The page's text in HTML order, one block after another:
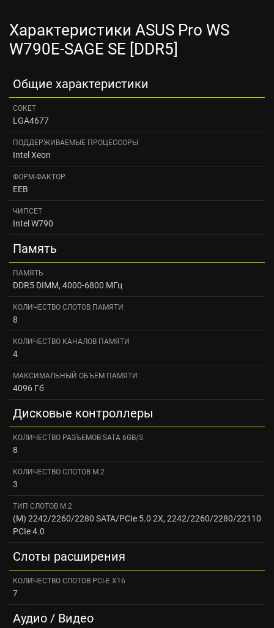
Характеристики ASUS Pro WS
W790E-SAGE SE [DDR5]
Общие характеристики
СОКЕТ
LGA4677
ПОДДЕРЖИВАЕМЫЕ ПРОЦЕССОРЫ
Intel Xeon
ФОРМ-ФАКТОР
EEB
ЧИПСЕТ
Intel W790
Память
ПАМЯТЬ
DDR5 DIMM, 4000-6800 МГц
КОЛИЧЕСТВО СЛОТОВ ПАМЯТИ
8
КОЛИЧЕСТВО КАНАЛОВ ПАМЯТИ
4
МАКСИМАЛЬНЫЙ ОБЪЕМ ПАМЯТИ
4096 Гб
Дисковые контроллеры
КОЛИЧЕСТВО РАЗЪЕМОВ SATA 6GB/S
8
КОЛИЧЕСТВО СЛОТОВ M.2
3
ТИП СЛОТОВ M.2
(M) 2242/2260/2280 SATA/PCIe 5.0 2X, 2242/2260/2280/22110
PCIe 4.0
Слоты расширения
КОЛИЧЕСТВО СЛОТОВ PCI-E X16
7
Аудио / Видео